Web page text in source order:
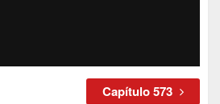
Capítulo 573